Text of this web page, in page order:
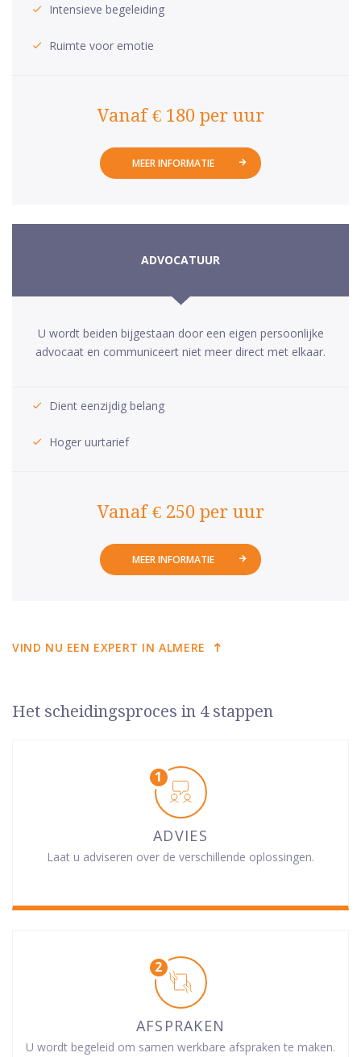
Intensieve begeleiding
Ruimte voor emotie
Vanaf € 180 per uur
MEER INFORMATIE
ADVOCATUUR
U wordt beiden bijgestaan door een eigen persoonlijke
advocaat en communiceert niet meer direct met elkaar.
Dient eenzijdig belang
Hoger uurtarief
Vanaf € 250 per uur
MEER INFORMATIE
VIND NU EEN EXPERT IN ALMERE
Het scheidingsproces in 4 stappen
ADVIES
Laat u adviseren over de verschillende oplossingen.
AFSPRAKEN
U wordt begeleid om samen werkbare afspraken te maken.